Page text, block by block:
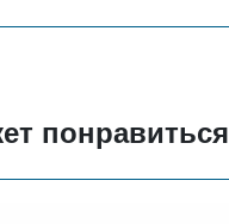
понравиться